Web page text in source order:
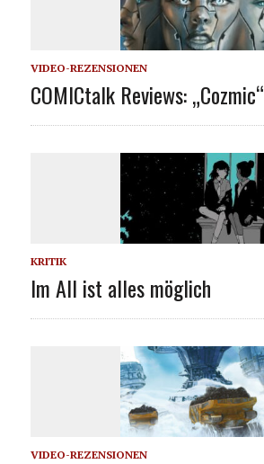
VIDEO-REZENSIONEN
COMICtalk Reviews: „Cozmic“
KRITIK
Im All ist alles möglich
VIDEO-REZENSIONEN